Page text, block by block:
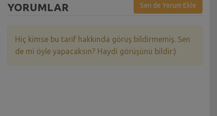
YORUMLAR Sen de Yorum Ekle
Hiç kimse bu tarif hakkında görüş bildirmemiş. Sen
de mi öyle yapacaksın? Haydi görüşünü bildir:)